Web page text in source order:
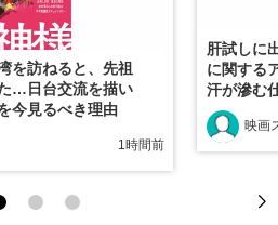
を訪ねると、先祖
…日台交流を描い
今見るべき理由
1時間前
肝試しに
に関する
汗が滲む
映画